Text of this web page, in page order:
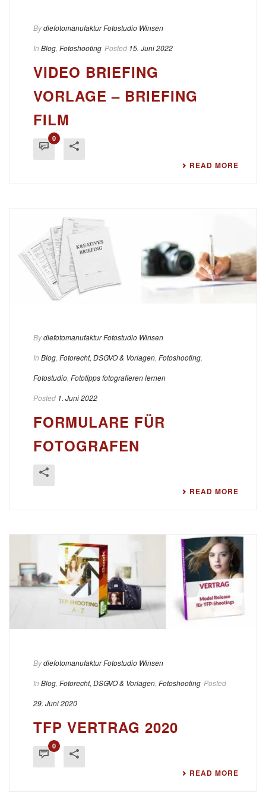
Bydiefotomanufaktur Fotostudio Winsen
In Blog Fotoshooting Posted 15. Juni 2022
VIDEO BRIEFING
VORLAGE – BRIEFING
FILM
0
READ MORE
Bydiefotomanufaktur Fotostudio Winsen
In Blog Fotorecht, DSGVO & Vorlagen Fotoshooting
Fotostudio Fototipps fotografieren lernen
Posted 1. Juni 2022
FORMULARE FÜR
FOTOGRAFEN
READ MORE
Bydiefotomanufaktur Fotostudio Winsen
In Blog Fotorecht, DSGVO & Vorlagen Fotoshooting Posted
29. Juni 2020
TFP VERTRAG 2020
0
READ MORE